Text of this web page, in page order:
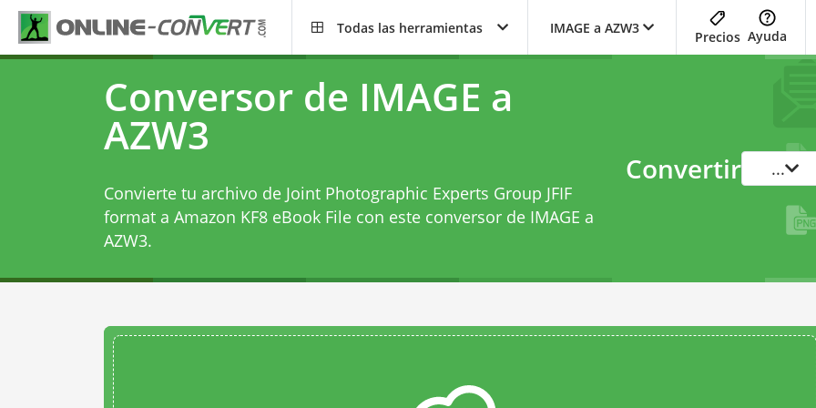
Todas las herramientas IMAGE a AZW3
Precios Ayuda
Conversor de IMAGE a
AZW3
Convierte tu archivo de Joint Photographic Experts Group JFIF
format a Amazon KF8 eBook File con este conversor de IMAGE a
AZW3.
Convertir ...